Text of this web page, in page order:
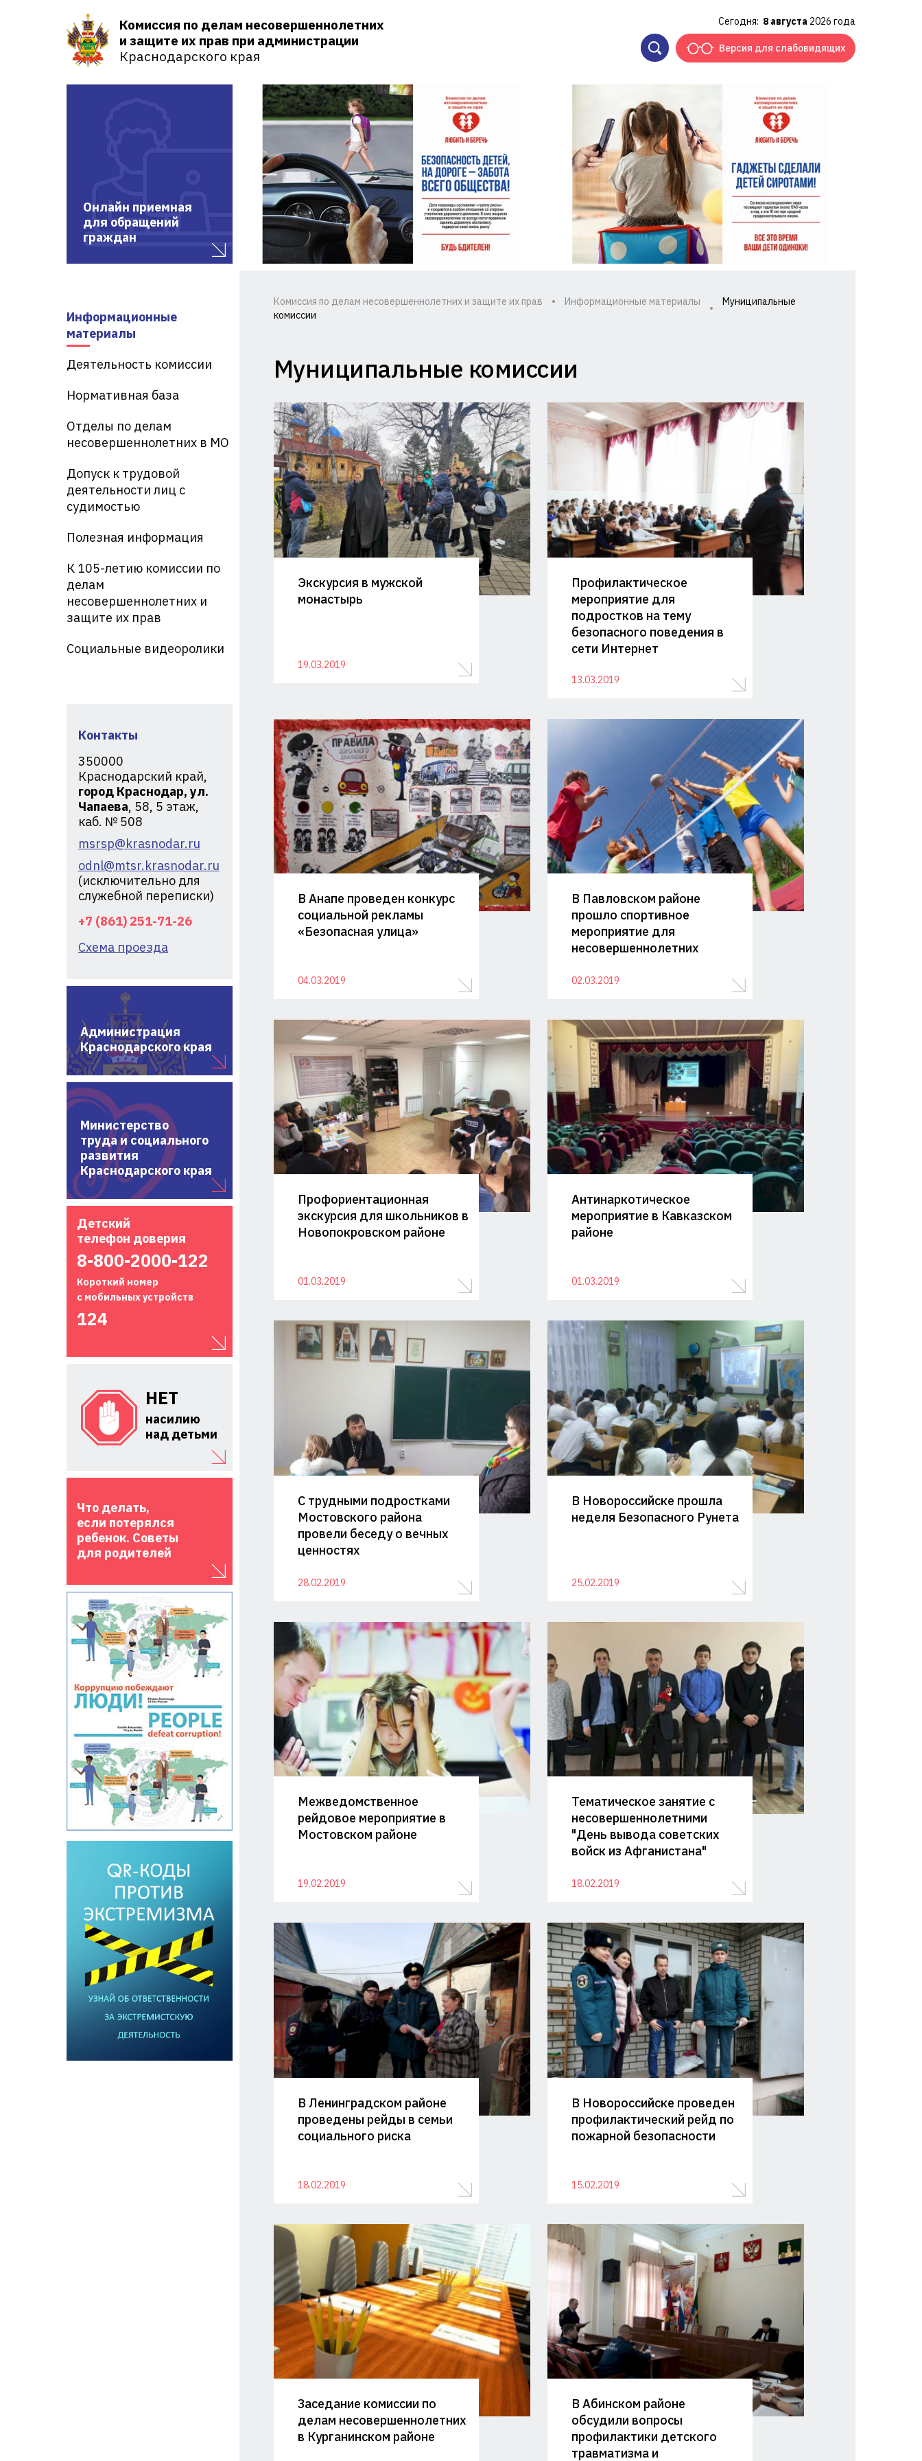
Комиссия по делам несовершеннолетних
и защите их прав при администрации
Краснодарского края
Сегодня: 8 августа 2026 года
Версия для слабовидящих
Онлайн приемная
для обращений
граждан
Информационные
материалы
Деятельность комиссии
Нормативная база
Отделы по делам
несовершеннолетних в МО
Допуск к трудовой
деятельности лиц с
судимостью
Полезная информация
К 105-летию комиссии по
делам
несовершеннолетних и
защите их прав
Социальные видеоролики
Контакты
350000
Краснодарский край,
город Краснодар, ул.
Чапаева, 58, 5 этаж,
каб. № 508
msrsp@krasnodar.ru
odnl@mtsr.krasnodar.ru
(исключительно для
служебной переписки)
+7 (861) 251-71-26
Схема проезда
Администрация
Краснодарского края
Министерство
труда и социального
развития
Краснодарского края
Детский
телефон доверия
8-800-2000-122
Короткий номер
с мобильных устройств
124
НЕТ
насилию
над детьми
Что делать,
если потерялся
ребенок. Советы
для родителей
по
делам
несовершеннолетних
и
защите
их
прав
при
Администрации
Краснодарского
Комиссия по делам несовершеннолетних и защите их прав Информационные материалы
Муниципальные
комиссии
Муниципальные комиссии
Экскурсия в мужской
монастырь
19.03.2019
Профилактическое
мероприятие для
подростков на тему
безопасного поведения в
сети Интернет
13.03.2019
В Анапе проведен конкурс
социальной рекламы
«Безопасная улица»
04.03.2019
В Павловском районе
прошло спортивное
мероприятие для
несовершеннолетних
02.03.2019
Профориентационная
экскурсия для школьников в
Новопокровском районе
01.03.2019
Антинаркотическое
мероприятие в Кавказском
районе
01.03.2019
С трудными подростками
Мостовского района
провели беседу о вечных
ценностях
28.02.2019
В Новороссийске прошла
неделя Безопасного Рунета
25.02.2019
Межведомственное
рейдовое мероприятие в
Мостовском районе
19.02.2019
Тематическое занятие с
несовершеннолетними
"День вывода советских
войск из Афганистана"
18.02.2019
В Ленинградском районе
проведены рейды в семьи
социального риска
18.02.2019
В Новороссийске проведен
профилактический рейд по
пожарной безопасности
15.02.2019
Заседание комиссии по
делам несовершеннолетних
в Курганинском районе
В Абинском районе
обсудили вопросы
профилактики детского
травматизма и